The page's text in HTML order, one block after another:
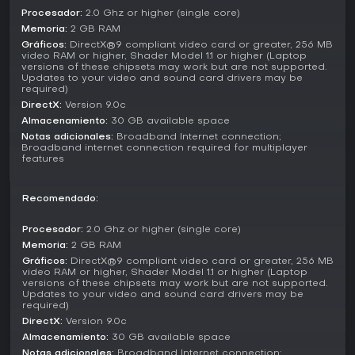
Modos de juego
El modo de vuelo libre es el núcleo del juego, ofreciendo
total libertad para seleccionar aeronave, ubicación y
condiciones en sesiones sin estructura. El multijugador une
a jugadores en un mundo compartido, ideal para vuelos
cooperativos o carreras competitivas. Estas incluyen cuatro
tipos: circuitos de Red Bull Air Race, pistas del Reno
National Championship, rutas cross-country y
competiciones de planeadores, con tres niveles de
El modo misión propone más de 80 tareas estructuradas,
evalúan tu rendimiento para mejorar con el tiempo. En el
multijugador, los cielos compartidos permiten que varios
usuarios ocupen la misma cabina, asumiendo roles como
controlador aéreo o piloto.
Aircraft and Features
El juego incluye una amplia selección de aeronaves, como
el Airbus A321, Cessna C172SP Skyhawk, De Havilland DHC-2
Procesador: 2.0 Ghz or higher (single core)
Memoria: 2 GB RAM
Gráficos: DirectX®9 compliant video card or greater, 256 MB
video RAM or higher, Shader Model 1.1 or higher (Laptop
versions of these chipsets may work but are not supported.
Updates to your video and sound card drivers may be
required)
DirectX: Version 9.0c
Almacenamiento: 30 GB available space
Notas adicionales: Broadband Internet connection;
Broadband internet connection required for multiplayer
features
Recomendado:
Procesador: 2.0 Ghz or higher (single core)
Memoria: 2 GB RAM
Gráficos: DirectX®9 compliant video card or greater, 256 MB
video RAM or higher, Shader Model 1.1 or higher (Laptop
versions of these chipsets may work but are not supported.
Updates to your video and sound card drivers may be
required)
DirectX: Version 9.0c
Almacenamiento: 30 GB available space